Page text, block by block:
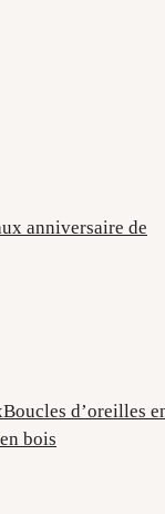
anniversaire de
Boucles d’oreilles
bois